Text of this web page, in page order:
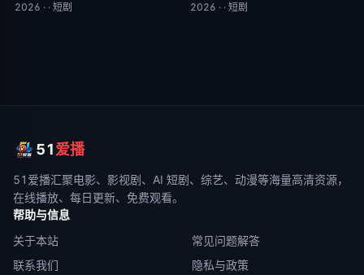
2026 · · 短剧 2026 · · 短剧
51爱播
51爱播汇聚电影、影视剧、AI 短剧、综艺、动漫等海量高清资源，
在线播放、每日更新、免费观看。
帮助与信息
关于本站
常见问题解答
联系我们
隐私与政策